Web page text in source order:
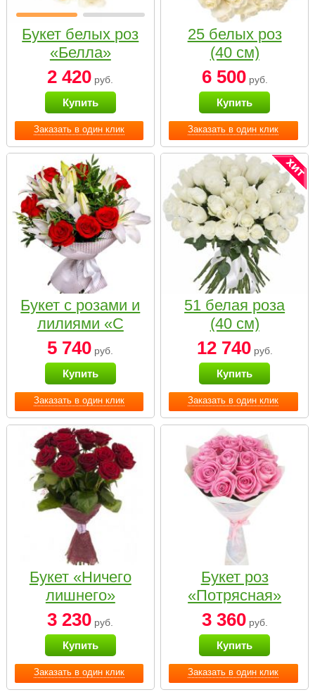
Заказать в один клик
Букет белых роз
«Белла»
2 420 руб.
Купить
Заказать в один клик
25 белых роз
(40 см)
6 500руб.
Купить
Заказать в один клик
Букет с розами и
лилиями «С
наилучшими
пожеланиями»
5 740 руб.
Купить
Заказать в один клик
51 белая роза
(40 см)
12 740руб.
Купить
Заказать в один клик
Букет «Ничего
лишнего»
3 230 руб.
Купить
Заказать в один клик
Букет роз
«Потрясная»
3 360руб.
Купить